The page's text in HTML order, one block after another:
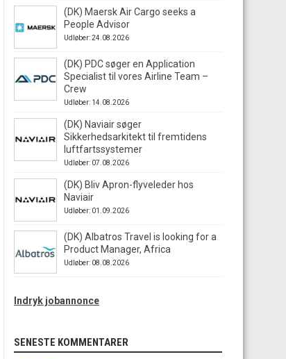
(DK) Maersk Air Cargo seeks a
People Advisor
Udløber: 24.08.2026
(DK) PDC søger en Application
Specialist til vores Airline Team –
Crew
Udløber: 14.08.2026
(DK) Naviair søger
Sikkerhedsarkitekt til fremtidens
luftfartssystemer
Udløber: 07.08.2026
(DK) Bliv Apron-flyveleder hos
Naviair
Udløber: 01.09.2026
(DK) Albatros Travel is looking for a
Product Manager, Africa
Udløber: 08.08.2026
Indryk jobannonce
SENESTE KOMMENTARER